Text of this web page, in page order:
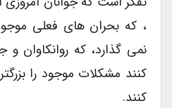
، که بحران های فعلی موجود
نمی گذارد، که روانکاوان
کنند مشکلات موجود را
کنند.